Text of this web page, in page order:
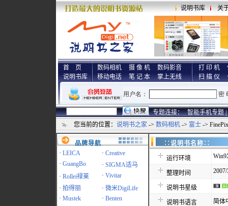
说明书库 关
首 页
说明书库
数码相机 摄 像 机
数码影音
移动电话
笔 记 本 掌上无线
打 印 机
扫 描 仪
专题连接： 智能手机专题 |
您当前的位置： 说明书之家 -> 数码相机 -> 富士 ->
品牌导航
· LEICA · Creative
· GuangBo · SIGMA适马
· Rollei禄莱 · Vivitar
· 拍得丽 · 微米DigiLife
· Mustek · Benten
∷说明书名
运行环境
整理时间
说明书星级
说明书语言 简体